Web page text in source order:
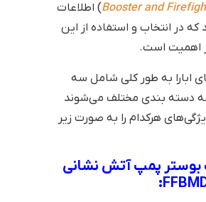
Booster and) اطلاعات
در انتخاب و استفاده از این
اهمیت است.
ابارا به طور کلی شامل سه
دسته بندی مختلف می‌شوند
هرکدام را به صورت زیر
پمپ آتش نشانی